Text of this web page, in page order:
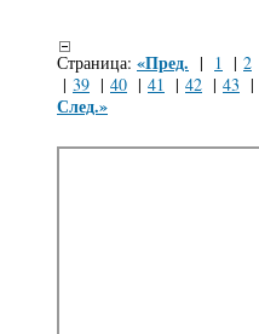
Страница: «Пред. | 1 | 2
| 39 | 40 | 41 | 42 | 43 |
След.»